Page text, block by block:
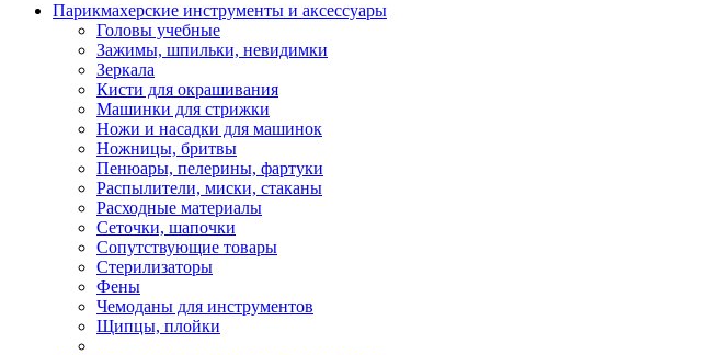
Парикмахерские инструменты и аксессуары
Головы учебные
Зажимы, шпильки, невидимки
Зеркала
Кисти для окрашивания
Машинки для стрижки
Ножи и насадки для машинок
Ножницы, бритвы
Пенюары, пелерины, фартуки
Распылители, миски, стаканы
Расходные материалы
Сеточки, шапочки
Сопутствующие товары
Стерилизаторы
Фены
Чемоданы для инструментов
Щипцы, плойки